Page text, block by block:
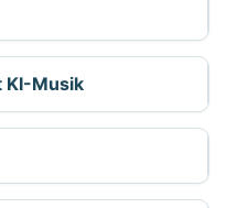
KI-Musik